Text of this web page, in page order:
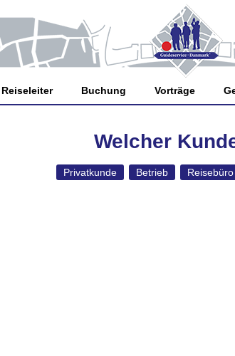
Reiseleiter Buchung Vorträge
Welcher
Privatkunde Betrieb Reisebüro